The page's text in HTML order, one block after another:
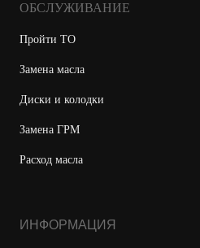
ОБСЛУЖИВАНИЕ
Пройти ТО
Замена масла
Диски и колодки
Замена ГРМ
Расход масла
ИНФОРМАЦИЯ